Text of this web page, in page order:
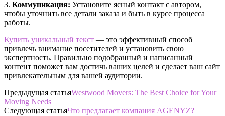
3. Коммуникация: Установите ясный контакт с автором,
чтобы уточнить все детали заказа и быть в курсе процесса
работы.
Купить уникальный текст — это эффективный способ
привлечь внимание посетителей и установить свою
экспертность. Правильно подобранный и написанный
контент поможет вам достичь ваших целей и сделает ваш сайт
привлекательным для вашей аудитории.
Предыдущая статьяWestwood Movers: The Best Choice for Your
Moving Needs
Следующая статьяЧто предлагает компания AGENYZ?